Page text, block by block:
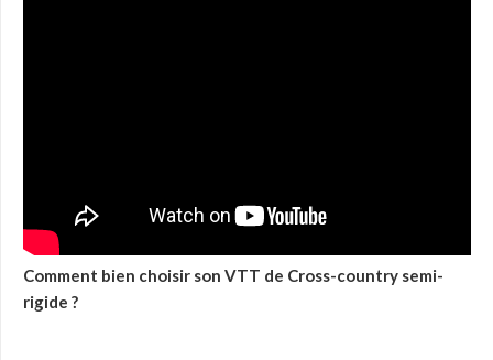
Comment bien choisir son VTT de Cross-country semi-
rigide ?